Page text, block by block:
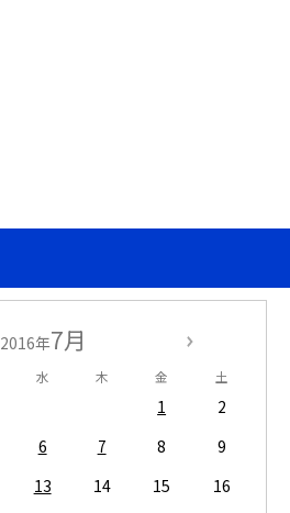
2016年7月
水 木 金 土
1
2
6 7 8
9
13 14 15
16